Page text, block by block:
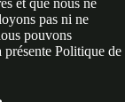
et que nous ne
pas ni ne
pouvons
Politique de